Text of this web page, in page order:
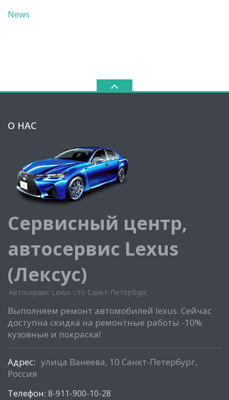
News
О НАС
Сервисный центр,
автосервис Lexus
(Лексус)
Автосервис Lexus сто Санкт-Петербург
Выполняем ремонт автомобилей lexus. Сейчас
доступна скидка на ремонтные работы -10%
кузовные и покраска!
Адрес: улица Ванеева, 10 Санкт-Петербург,
Россия
Телефон: 8-911-900-10-28